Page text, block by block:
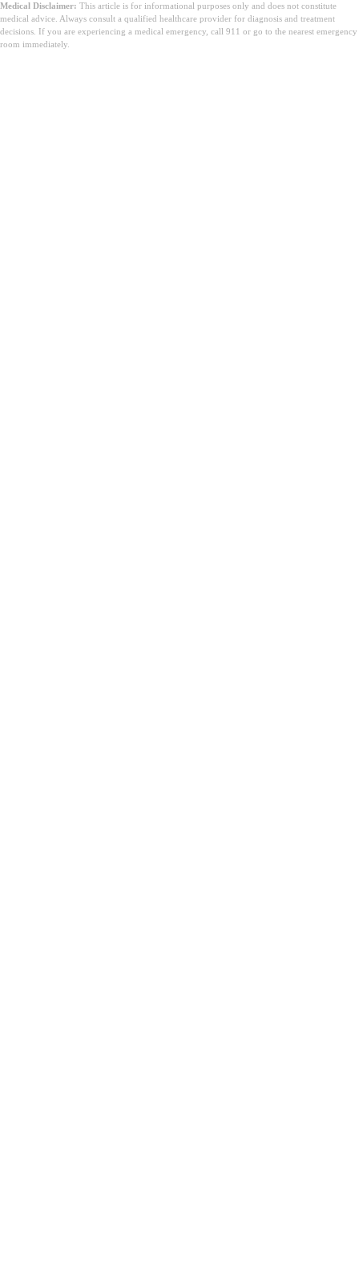
Medical Disclaimer: This article is for informational purposes only and does not constitute
medical advice. Always consult a qualified healthcare provider for diagnosis and treatment
decisions. If you are experiencing a medical emergency, call 911 or go to the nearest emergency
room immediately.